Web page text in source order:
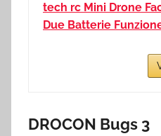
tech rc Mini Drone
Due Batterie
DROCON Bugs 3